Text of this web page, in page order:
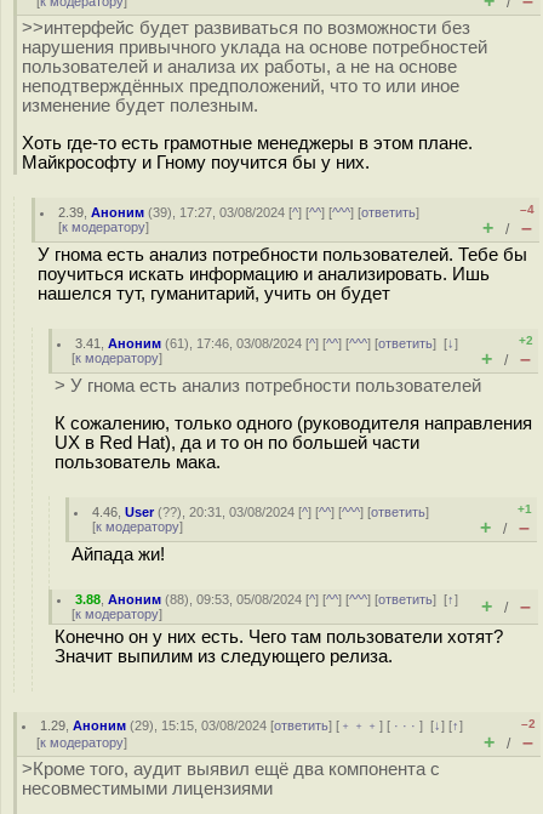
>>интерфейс будет развиваться по возможности без
нарушения привычного уклада на основе потребностей
пользователей и анализа их работы, а не на основе
неподтверждённых предположений, что то или иное
изменение будет полезным.
Хоть где-то есть грамотные менеджеры в этом плане.
Майкрософту и Гному поучится бы у них.
2.39 ,Аноним (39), 17:27, 03/08/2024 [^] [^^] [^^^] [ответить]
[к модератору]
–4
+ / –
У гнома есть анализ потребности пользователей. Тебе бы
поучиться искать информацию и анализировать. Ишь
нашелся тут, гуманитарий, учить он будет
3.41 ,Аноним (61), 17:46, 03/08/2024 [^] [^^] [^^^] [ответить][↓]
[к модератору]
+2
+ / –
> У гнома есть анализ потребности пользователей
К сожалению, только одного (руководителя направления
UX в Red Hat), да и то он по большей части
пользователь мака.
4.46 ,User(??), 20:31, 03/08/2024 [^] [^^] [^^^] [ответить]
[к модератору]
+1
+ / –
Айпада жи!
3.88 ,Аноним (88), 09:53, 05/08/2024 [^] [^^] [^^^] [ответить][↑]
[к модератору] + / –
Конечно он у них есть. Чего там пользователи хотят?
Значит выпилим из следующего релиза.
1.29 ,Аноним (29), 15:15, 03/08/2024 [ответить] [ ﹢﹢﹢] [ · · ·][↓] [↑]
[к модератору]
–2
+ / –
>Кроме того, аудит выявил ещё два компонента c
несовместимыми лицензиями